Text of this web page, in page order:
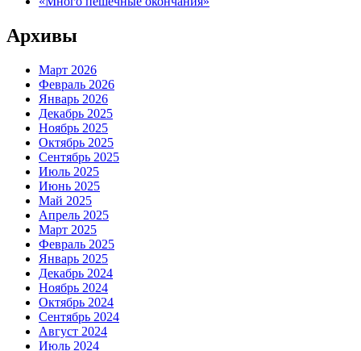
Архивы
Март 2026
Февраль 2026
Январь 2026
Декабрь 2025
Ноябрь 2025
Октябрь 2025
Сентябрь 2025
Июль 2025
Июнь 2025
Май 2025
Апрель 2025
Март 2025
Февраль 2025
Январь 2025
Декабрь 2024
Ноябрь 2024
Октябрь 2024
Сентябрь 2024
Август 2024
Июль 2024